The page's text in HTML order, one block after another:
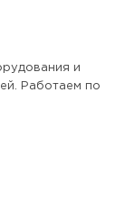
и
Работаем по